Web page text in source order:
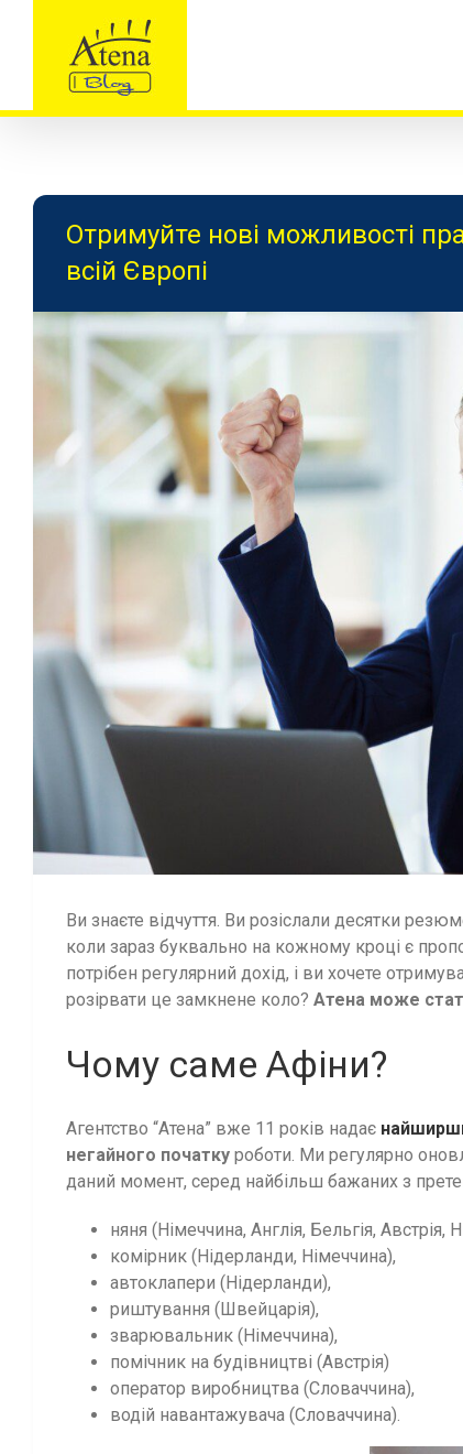
Отримуйте нові можливості
всій Європі
Ви знаєте відчуття. Ви розіслали десятки
коли зараз буквально на кожному кроці є
потрібен регулярний дохід, і ви хочете
розірвати це замкнене коло? Атена може
Чому саме Афіни?
Агентство “Атена” вже 11 років надає
негайного початку роботи. Ми регулярно
даний момент, серед найбільш бажаних з
няня (Німеччина, Англія, Бельгія, Австрія,
комірник (Нідерланди, Німеччина),
автоклапери (Нідерланди),
риштування (Швейцарія),
зварювальник (Німеччина),
помічник на будівництві (Австрія)
оператор виробництва (Словаччина),
водій навантажувача (Словаччина).